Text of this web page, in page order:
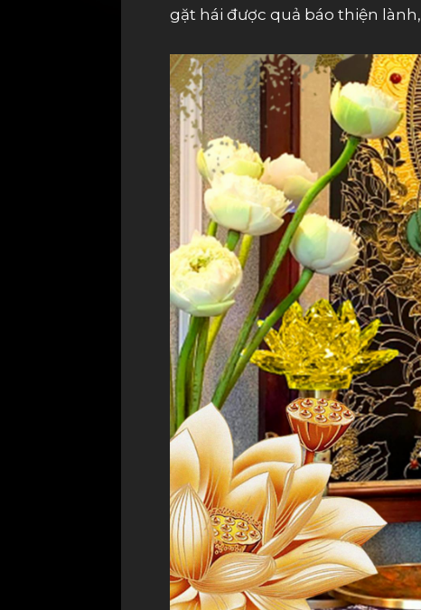
gặt hái được quả báo thiện lành,